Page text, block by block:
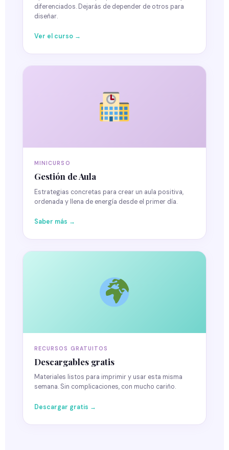
diferenciados. Dejarás de depender de otros para
diseñar.
Ver el curso →
MINICURSO
Gestión de Aula
Estrategias concretas para crear un aula positiva,
ordenada y llena de energía desde el primer día.
Saber más →
RECURSOS GRATUITOS
Descargables gratis
Materiales listos para imprimir y usar esta misma
semana. Sin complicaciones, con mucho cariño.
Descargar gratis →